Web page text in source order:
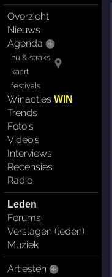
Overzicht
Nieuws
Agenda
nu & straks
kaart
festivals
WinactiesWIN
Trends
Foto's
Video's
Interviews
Recensies
Radio
Leden
Forums
Verslagen (leden)
Muziek
Artiesten